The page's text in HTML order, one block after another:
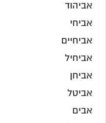
אביהוד
אביחי
אביחיים
אביחיל
אביחן
אביטל
אבים